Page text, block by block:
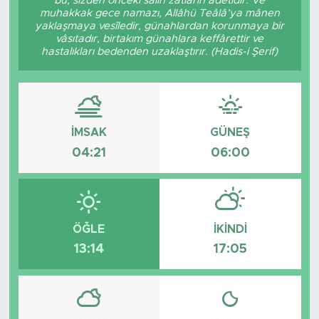
muhakkak gece namazı, Allâhü Teâlâ’ya mânen
yaklaşmaya vesîledir, günahlardan korunmaya bir
vâsıtadır, birtakım günahlara keffârettir ve
hastalıkları bedenden uzaklaştırır. (Hadis-i Şerif)
İMSAK
04:21
GÜNEŞ
06:00
ÖĞLE
13:14
İKINDI
17:05
Tarihçe
Söyleşi
Foto Şaka
Teknoloji
Politika